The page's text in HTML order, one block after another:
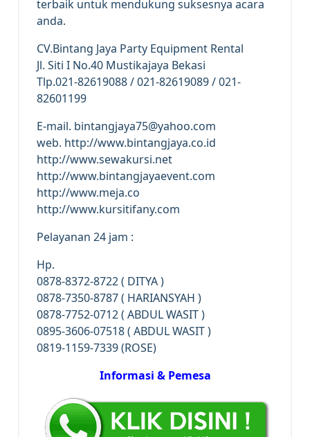
terbaik untuk mendukung suksesnya acara
anda.
CV.Bintang Jaya Party Equipment Rental
Jl. Siti I No.40 Mustikajaya Bekasi
Tlp.021-82619088 / 021-82619089 / 021-
82601199
E-mail. bintangjaya75@yahoo.com
web. http://www.bintangjaya.co.id
http://www.sewakursi.net
http://www.bintangjayaevent.com
http://www.meja.co
http://www.kursitifany.com
Pelayanan 24 jam :
Hp.
0878-8372-8722 ( DITYA )
0878-7350-8787 ( HARIANSYAH )
0878-7752-0712 ( ABDUL WASIT )
0895-3606-07518 ( ABDUL WASIT )
0819-1159-7339 (ROSE)
Informasi & Pemesa